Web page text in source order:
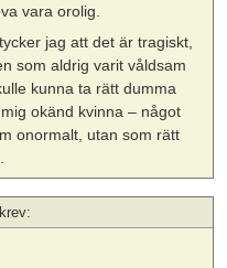
vara orolig.
jag att det är tragiskt,
som aldrig varit våldsam
kunna ta rätt dumma
okänd kvinna – något
onormalt, utan som rätt